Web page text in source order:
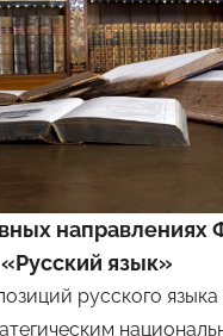
направлениях
«Русский язык»
русского